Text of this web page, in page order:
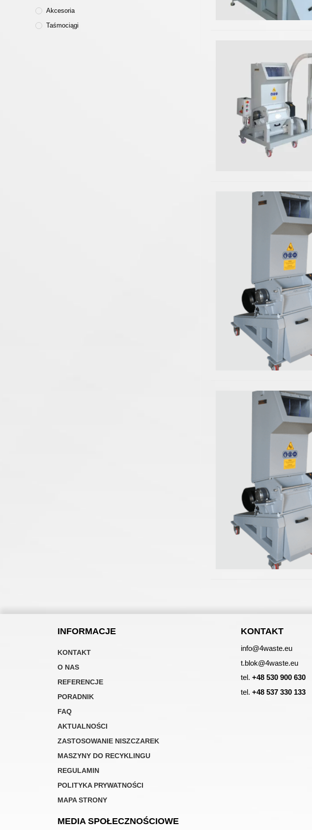
Akcesoria
Taśmociągi
INFORMACJE
KONTAKT
O NAS
REFERENCJE
PORADNIK
FAQ
AKTUALNOŚCI
ZASTOSOWANIE NISZCZAREK
MASZYNY DO RECYKLINGU
REGULAMIN
POLITYKA PRYWATNOŚCI
MAPA STRONY
MEDIA SPOŁECZNOŚCIOWE
KONTAKT
info@4waste.eu
t.blok@4waste.eu
tel.+48 530 900 630
tel.+48 537 330 133